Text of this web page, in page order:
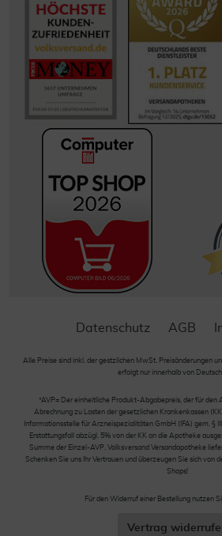
Datenschutz AGB
Alle Preise sind inkl. der gestzlichen MwSt. Preisänderungen
erfolgt nur innerhalb von
*AVP= Der einheitliche Produkt-Abgabepreis, der für den
Abrechnung zu Lasten der gesetzlichen Krankenkassen
Informationsstelle für Arzneispezialitäten GmbH (IFA) gem. §
Erstattungsfall abzügl. 5% von der KK an die Apotheke
Summe der Einzel-AVP. Volksversand Versandapotheke
Schenken Sie uns Ihr Vertrauen und überzeugen Sie sich von
Shops!
Für den Widerruf einer Bestellung nutzen
Vertrag